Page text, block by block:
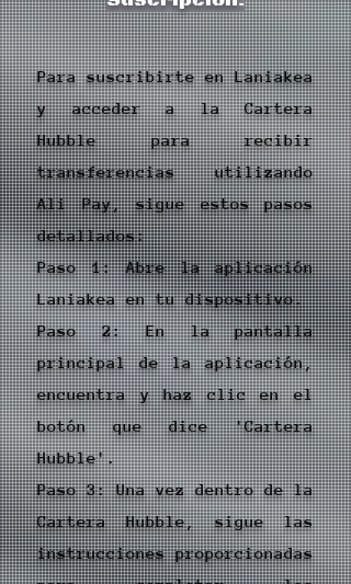
Para suscribirte en Laniakea
y acceder a la Cartera
Hubble para recibir
transferencias utilizando
Ali Pay, sigue estos pasos
detallados:
Paso 1: Abre la aplicación
Laniakea en tu dispositivo.
Paso 2: En la pantalla
principal de la aplicación,
encuentra y haz clic en el
botón que dice 'Cartera
Hubble'.
Paso 3: Una vez dentro de la
Cartera Hubble, sigue las
instrucciones proporcionadas